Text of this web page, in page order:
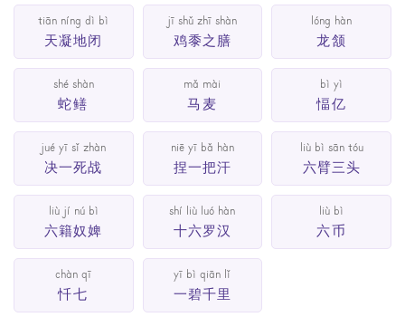
tiān níng dì bì
天凝地闭
jī shǔ zhī shàn
鸡黍之膳
lóng hàn
龙颔
shé shàn
蛇鳝
mǎ mài
马麦
bì yì
愊亿
jué yī sǐ zhàn
决一死战
niē yī bǎ hàn
捏一把汗
liù bì sān tóu
六臂三头
liù jí nú bì
六籍奴婢
shí liù luó hàn
十六罗汉
liù bì
六币
chàn qī
忏七
yī bì qiān lǐ
一碧千里